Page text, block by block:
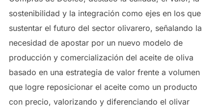
sostenibilidad y la integración como ejes en los que
sustentar el futuro del sector olivarero, señalando la
necesidad de apostar por un nuevo modelo de
producción y comercialización del aceite de oliva
basado en una estrategia de valor frente a volumen
que logre reposicionar el aceite como un producto
con precio, valorizando y diferenciando el olivar